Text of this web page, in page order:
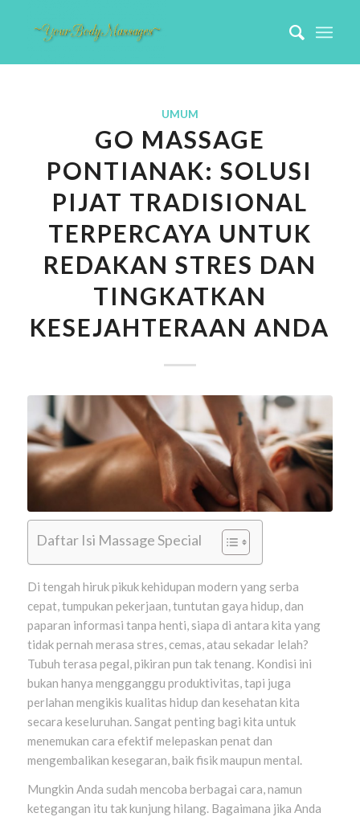
UMUM
GO MASSAGE
PONTIANAK: SOLUSI
PIJAT TRADISIONAL
TERPERCAYA UNTUK
REDAKAN STRES DAN
TINGKATKAN
KESEJAHTERAAN ANDA
Daftar Isi Massage Special
Di tengah hiruk pikuk kehidupan modern yang serba
cepat, tumpukan pekerjaan, tuntutan gaya hidup, dan
paparan informasi tanpa henti, siapa di antara kita yang
tidak pernah merasa stres, cemas, atau sekadar lelah?
Tubuh terasa pegal, pikiran pun tak tenang. Kondisi ini
bukan hanya mengganggu produktivitas, tapi juga
perlahan mengikis kualitas hidup dan kesehatan kita
secara keseluruhan. Sangat penting bagi kita untuk
menemukan cara efektif melepaskan penat dan
mengembalikan kesegaran, baik fisik maupun mental.
Mungkin Anda sudah mencoba berbagai cara, namun
ketegangan itu tak kunjung hilang. Bagaimana jika Anda